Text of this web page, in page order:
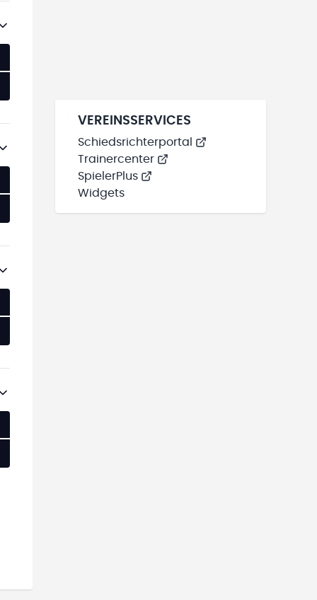
VEREINSSERVICES
Schiedsrichterportal
Trainercenter
SpielerPlus
Widgets